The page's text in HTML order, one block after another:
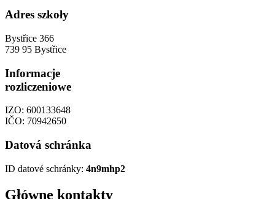
Adres szkoły
Bystřice 366
739 95 Bystřice
Informacje
rozliczeniowe
IZO: 600133648
IČO: 70942650
Datová schránka
ID datové schránky: 4n9mhp2
Główne kontakty